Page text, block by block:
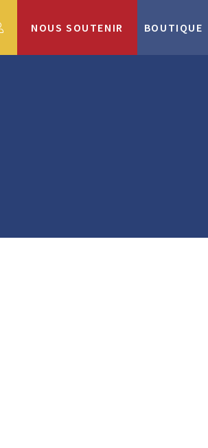
NOUS SOUTENIR BOUTIQUE